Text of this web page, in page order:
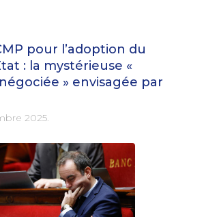
pour l’adoption du
: la mystérieuse «
» envisagée par
2025.